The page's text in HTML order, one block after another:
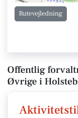
Rutevejledning
Offentlig
Øvrige i